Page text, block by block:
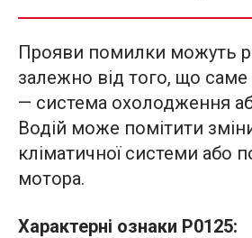
Прояви помилки можуть
залежно від того, що
— система охолодження
Водій може помітити
кліматичної системи або
мотора.
Характерні ознаки P0125: